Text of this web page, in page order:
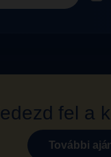
fel a
További